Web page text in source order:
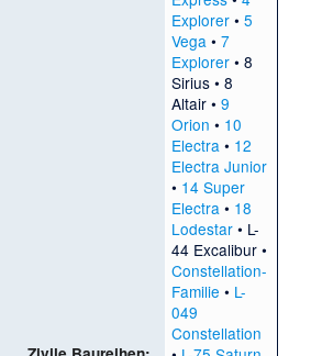
Explorer• 5
Vega• 7
Explorer• 8
Sirius• 8
Altair• 9
Orion • 10
Electra• 12
Electra Junior
• 14 Super
Electra• 18
Lodestar• L-
44 Excalibur•
Constellation-
Familie • L-
049
Constellation